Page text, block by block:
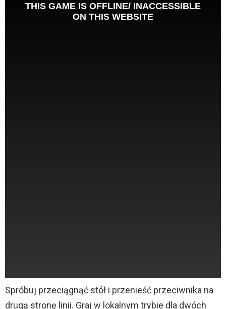
Spróbuj przeciągnąć stół i przenieść przeciwnika na
drugą stronę linii. Graj w lokalnym trybie dla dwóch